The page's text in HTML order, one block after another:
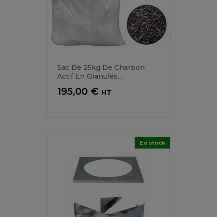
Sac De 25kg De Charbon
Actif En Granulés...
Prix
195,00 € HT
En stock